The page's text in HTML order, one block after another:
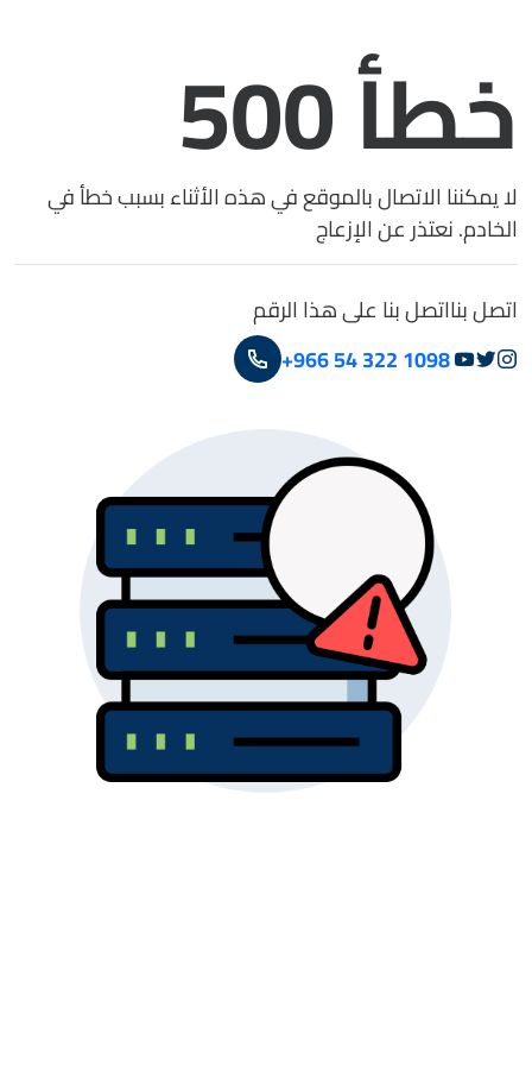
خطأ 500
لا يمكننا الاتصال بالموقع في هذه الأثناء بسبب خطأ في
الخادم. نعتذر عن الإزعاج
اتصل بنااتصل بنا على هذا الرقم
+966 54 322 1098